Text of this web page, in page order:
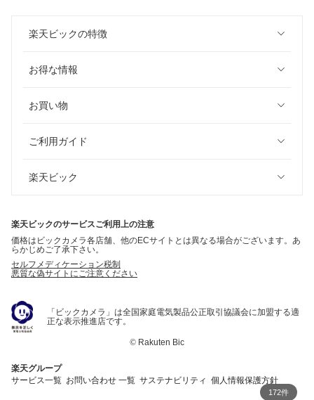
楽天ビックの特徴
お得な情報
お買い物
ご利用ガイド
楽天ビック
楽天ビックのサービスご利用上の注意
価格はビックカメラ各店舗、他のECサイトとは異なる場合がございます。あ
らかじめご了承下さい。
セルフメディケーション税制
悪質な偽サイトにご注意ください
「ビックカメラ」は全国家庭電気製品公正取引協議会に加盟する適
正な表示推進店です。
© Rakuten Bic
楽天グループ
サービス一覧 お問い合わせ 一覧 サステナビリティ 個人情報保護方針
172件